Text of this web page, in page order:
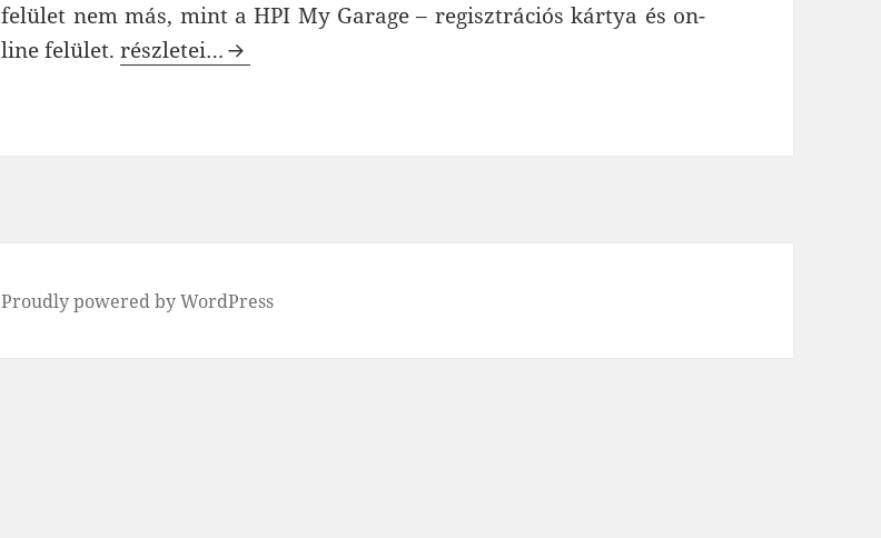
felület nem más, mint a HPI My Garage – regisztrációs kártya és on-
line felület.HPI My Garage – regisztrációs kártya és on-line felület bemutatása
részletei…
Proudly powered by WordPress